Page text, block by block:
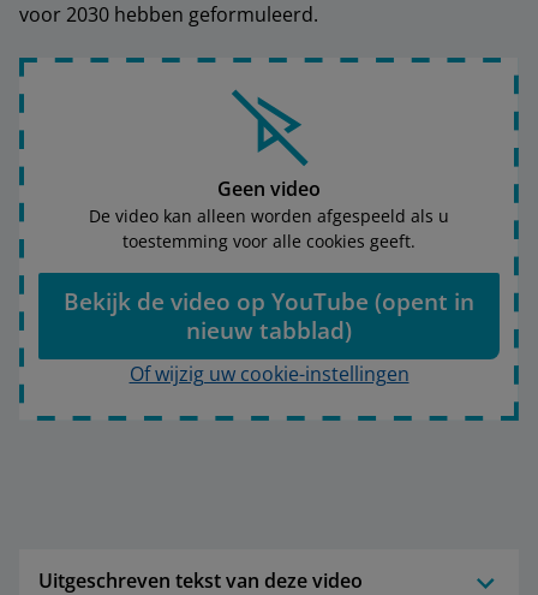
voor 2030 hebben geformuleerd.
Geen video
De video kan alleen worden afgespeeld als u
toestemming voor alle cookies geeft.
Bekijk de video op YouTube (opent in
nieuw tabblad)
Of wijzig uw cookie-instellingen
Uitgeschreven tekst van deze video